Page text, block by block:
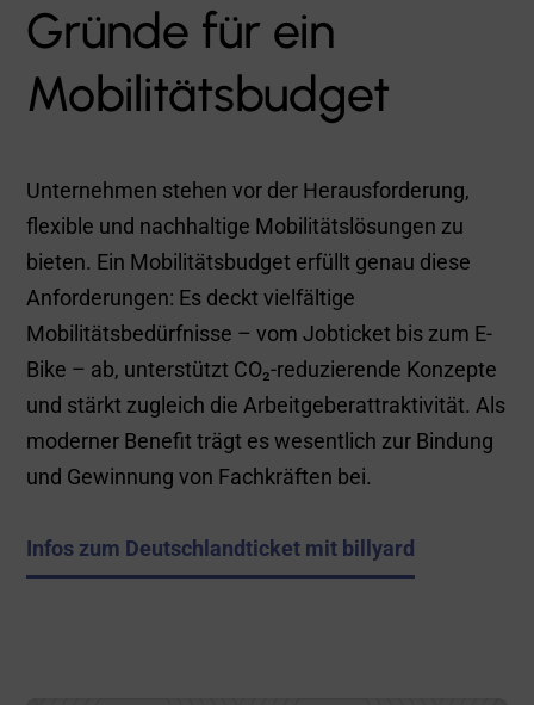
Gründe für ein
Mobilitätsbudget
Unternehmen stehen vor der Herausforderung,
flexible und nachhaltige Mobilitätslösungen zu
bieten. Ein Mobilitätsbudget erfüllt genau diese
Anforderungen: Es deckt vielfältige
Mobilitätsbedürfnisse – vom Jobticket bis zum E-
Bike – ab, unterstützt CO₂-reduzierende Konzepte
und stärkt zugleich die Arbeitgeberattraktivität. Als
moderner Benefit trägt es wesentlich zur Bindung
und Gewinnung von Fachkräften bei.
Infos zum Deutschlandticket mit billyard